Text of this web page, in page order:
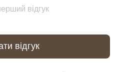
відгук
відгук